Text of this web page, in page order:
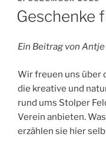
AM
Geschenke
Ein Beitrag von
Wir freuen uns über
die kreative und
rund ums Stolper
Verein anbieten.
erzählen sie hier